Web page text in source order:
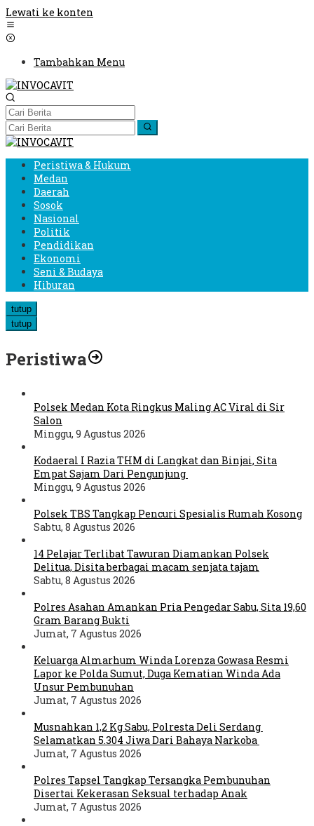
Lewati ke konten
Tambahkan Menu
Peristiwa & Hukum
Medan
Daerah
Sosok
Nasional
Politik
Pendidikan
Ekonomi
Seni & Budaya
Hiburan
tutup
tutup
Peristiwa
Polsek Medan Kota Ringkus Maling AC Viral di Sir
Salon
Minggu, 9 Agustus 2026
Kodaeral I Razia THM di Langkat dan Binjai, Sita
Empat Sajam Dari Pengunjung
Minggu, 9 Agustus 2026
Polsek TBS Tangkap Pencuri Spesialis Rumah Kosong
Sabtu, 8 Agustus 2026
14 Pelajar Terlibat Tawuran Diamankan Polsek
Delitua, Disita berbagai macam senjata tajam
Sabtu, 8 Agustus 2026
Polres Asahan Amankan Pria Pengedar Sabu, Sita 19,60
Gram Barang Bukti
Jumat, 7 Agustus 2026
Keluarga Almarhum Winda Lorenza Gowasa Resmi
Lapor ke Polda Sumut, Duga Kematian Winda Ada
Unsur Pembunuhan
Jumat, 7 Agustus 2026
Musnahkan 1,2 Kg Sabu, Polresta Deli Serdang
Selamatkan 5.304 Jiwa Dari Bahaya Narkoba
Jumat, 7 Agustus 2026
Polres Tapsel Tangkap Tersangka Pembunuhan
Disertai Kekerasan Seksual terhadap Anak
Jumat, 7 Agustus 2026